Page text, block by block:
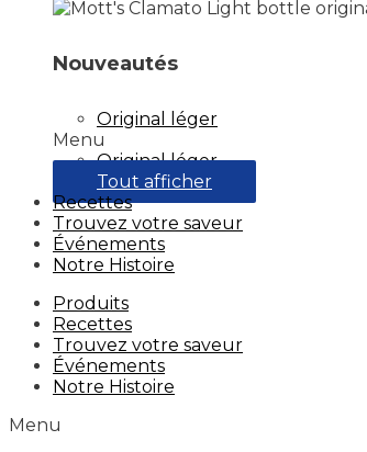
Nouveautés
Original léger
Menu
Original léger
Tout afficher
Recettes
Trouvez votre saveur
Événements
Notre Histoire
Produits
Recettes
Trouvez votre saveur
Événements
Notre Histoire
Menu